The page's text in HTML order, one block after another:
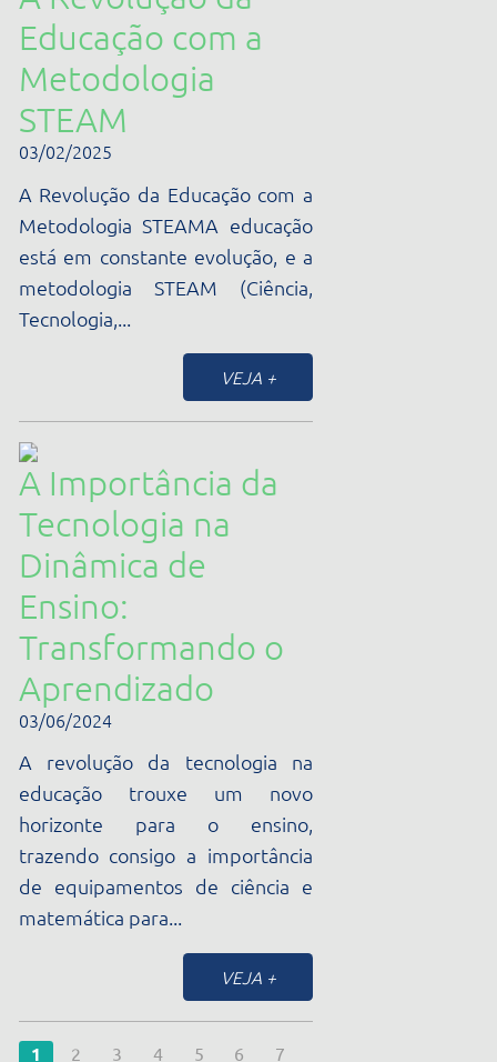
Dinâmica de
Ensino:
Transformando o
Aprendizado
03/06/2024
A revolução da tecnologia na
educação trouxe um novo
horizonte para o ensino,
trazendo consigo a importância
de equipamentos de ciência e
VEJA +
1
7
8
9 10 11 »
Receba todas as nossas novidades por e-mail
Nome
E-mail
Segmento *